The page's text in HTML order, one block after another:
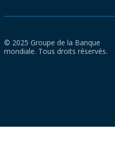
© 2025 Groupe de la Banque
mondiale. Tous droits réservés.